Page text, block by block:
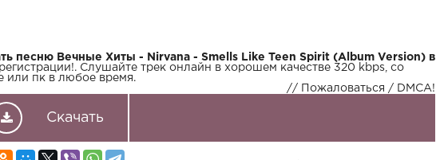
песню Вечные Хиты - Nirvana - Smells Like Teen Spirit (Album Version) в
Слушайте трек онлайн в хорошем качестве 320 kbps, со
или пк в любое время.
// Пожаловаться / DMCA!
Скачать